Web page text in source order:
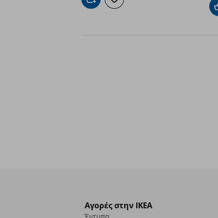
Προσθήκη στο καλάθι
Προσθήκη στα αγαπημένα
Αγορές στην IKEA